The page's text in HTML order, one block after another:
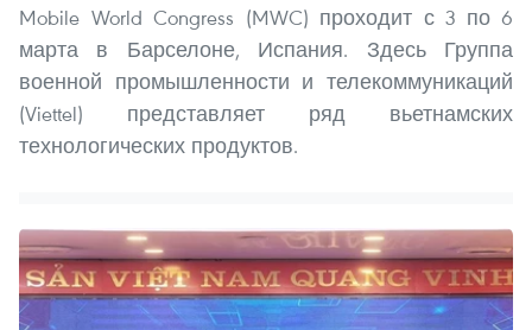
Mobile World Congress (MWC) проходит с 3 по 6
марта в Барселоне, Испания. Здесь Группа
военной промышленности и телекоммуникаций
(Viettel) представляет ряд вьетнамских
технологических продуктов.